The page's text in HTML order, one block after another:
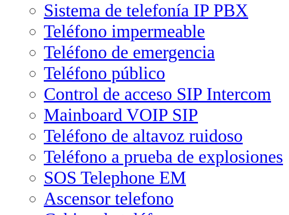
Sistema de telefonía IP PBX
Teléfono impermeable
Teléfono de emergencia
Teléfono público
Control de acceso SIP Intercom
Mainboard VOIP SIP
Teléfono de altavoz ruidoso
Teléfono a prueba de explosiones
SOS Telephone EM
Ascensor telefono